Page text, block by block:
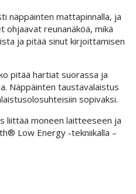
näppäinten mattapinnalla, ja
ohjaavat reunanäköä, mikä
ja pitää sinut kirjoittamisen
pitää hartiat suorassa ja
Näppäinten taustavalaistus
sopivaksi.
liittää moneen laitteeseen ja
Low Energy -tekniikalla –